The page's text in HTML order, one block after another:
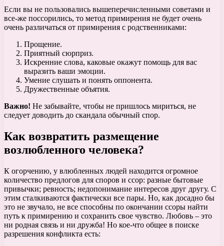
Если вы не пользовались вышеперечисленными советами и
все-же поссорились, то метод примирения не будет очень
очень различаться от примирения с родственниками:
Прощение.
Приятный сюрприз.
Искренние слова, каковые окажут помощь для вас
выразить ваши эмоции.
Умение слушать и понять оппонента.
Дружественные объятия.
Важно! Не забывайте, чтобы не пришлось мириться, не
следует доводить до скандала обычный спор.
Как возвратить размещение
возлюбленного человека?
К огорчению, у влюбленных людей находится огромное
количество предлогов для споров и ссор: разные бытовые
привычки; ревность; недопонимание интересов друг другу. С
этим сталкиваются фактически все пары. Но, как досадно бы
это не звучало, не все способны по окончании ссоры найти
путь к примирению и сохранить свое чувство. Любовь – это
ни родная связь и ни дружба! Но кое-что общее в поиске
разрешения конфликта есть: